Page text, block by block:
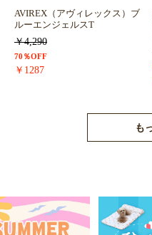
AVIREX（アヴィレックス）ブ
ルーエンジェルスT
￥4,290
70％OFF
￥1287
も